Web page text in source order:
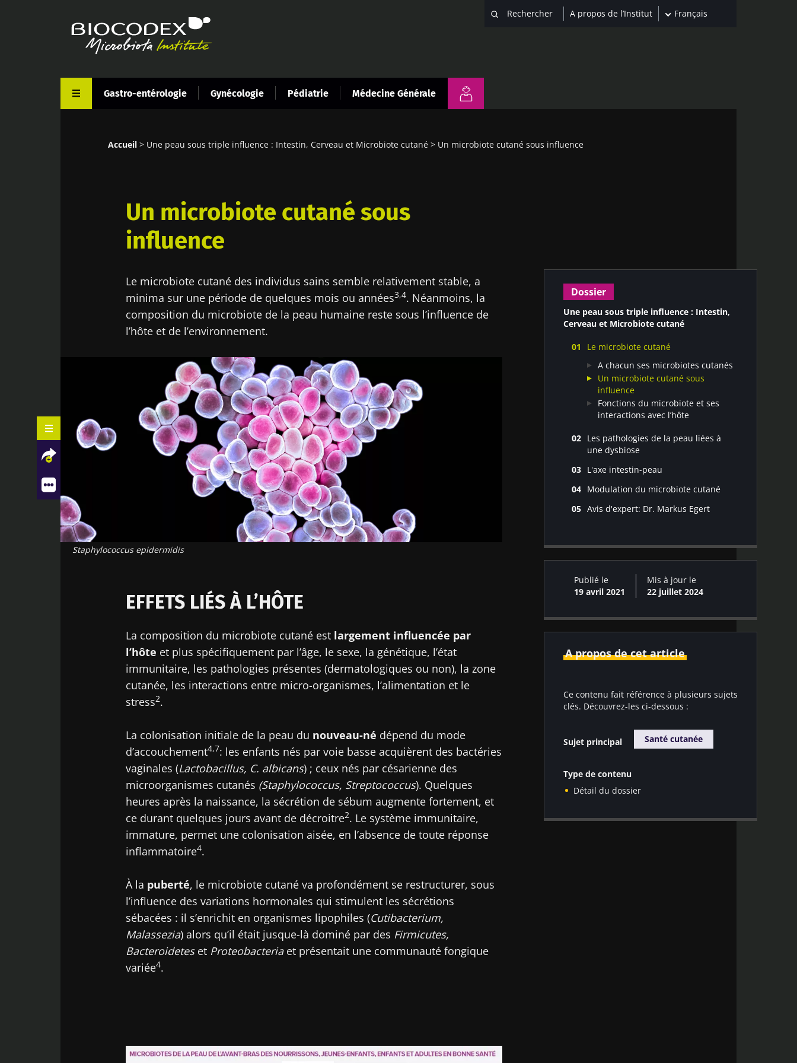
A propos de l’Institut Français
Gastro-entérologie Gynécologie Pédiatrie Médecine Générale
Accueil Une peau sous triple influence : Intestin, Cerveau et Microbiote cutané Un microbiote cutané sous influence
Un microbiote cutané sous
influence
Le microbiote cutané des individus sains semble relativement stable, a
minima sur une période de quelques mois ou années3,4. Néanmoins, la
composition du microbiote de la peau humaine reste sous l’influence de
l’hôte et de l’environnement.
EFFETS DE L’ENVIRONNEMENT
Staphylococcus epidermidis
EFFETS LIÉS À L’HÔTE
La composition du microbiote cutané est largement influencée par
l’hôte et plus spécifiquement par l’âge, le sexe, la génétique, l’état
immunitaire, les pathologies présentes (dermatologiques ou non), la zone
cutanée, les interactions entre micro-organismes, l’alimentation et le
stress2.
La colonisation initiale de la peau du nouveau-né dépend du mode
d’accouchement4,7: les enfants nés par voie basse acquièrent des bactéries
vaginales (Lactobacillus, C. albicans) ; ceux nés par césarienne des
microorganismes cutanés (Staphylococcus, Streptococcus). Quelques
heures après la naissance, la sécrétion de sébum augmente fortement, et
ce durant quelques jours avant de décroitre2. Le système immunitaire,
immature, permet une colonisation aisée, en l’absence de toute réponse
inflammatoire4.
À la puberté, le microbiote cutané va profondément se restructurer, sous
l’influence des variations hormonales qui stimulent les sécrétions
sébacées : il s’enrichit en organismes lipophiles (Cutibacterium,
Malassezia) alors qu’il était jusque-là dominé par des Firmicutes,
Bacteroideteset Proteobacteriaet présentait une communauté fongique
variée4.
Image
Dossier
Une peau sous triple influence : Intestin,
Cerveau et Microbiote cutané
Le microbiote cutané
A chacun ses microbiotes cutanés
Un microbiote cutané sous
influence
Fonctions du microbiote et ses
interactions avec l’hôte
Les pathologies de la peau liées à
une dysbiose
dysbiose
Affections cutanées non
dysbiose
L'axe intestin-peau
rosacée : l’axe intestin-peau impliqué
Un axe intestin-cerveau-peau ?
Modulation du microbiote cutané
solutions topiques
Avis d'expert: Dr. Markus Egert
complémentaire
Publié le
19 avril 2021
Mis à jour le
22 juillet 2024
A propos de cet article
Ce contenu fait référence à plusieurs sujets
clés. Découvrez-les ci-dessous :
Sujet principal Santé cutanée
Type de contenu
Détail du dossier